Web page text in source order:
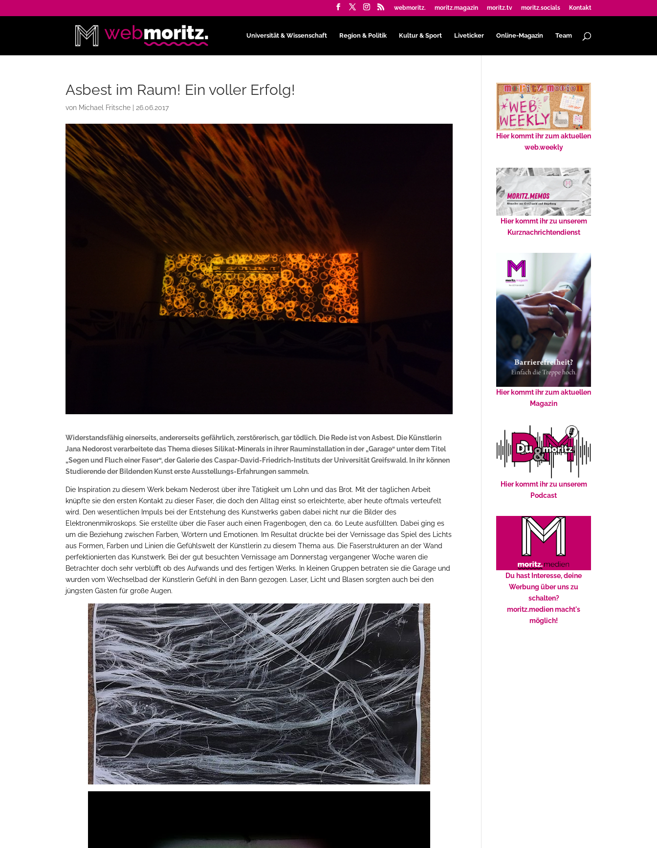
webmoritz. moritz.magazin moritz.tv moritz.socials Kontakt
Universität & Wissenschaft Region & Politik Kultur & Sport Liveticker Online-Magazin Team
Asbest im Raum! Ein voller Erfolg!
von Michael Fritsche 26.06.2017
Widerstandsfähig einerseits, andererseits gefährlich, zerstörerisch, gar tödlich. Die Rede ist von Asbest. Die Künstlerin
Jana Nedorost verarbeitete das Thema dieses Silikat-Minerals in ihrer Rauminstallation in der „Garage“ unter dem Titel
„Segen und Fluch einer Faser“, der Galerie des Caspar-David-Friedrich-Instituts der Universität Greifswald. In ihr können
Studierende der Bildenden Kunst erste Ausstellungs-Erfahrungen sammeln.
Die Inspiration zu diesem Werk bekam Nederost über ihre Tätigkeit um Lohn und das Brot. Mit der täglichen Arbeit
knüpfte sie den ersten Kontakt zu dieser Faser, die doch den Alltag einst so erleichterte, aber heute oftmals verteufelt
wird. Den wesentlichen Impuls bei der Entstehung des Kunstwerks gaben dabei nicht nur die Bilder des
Elektronenmikroskops. Sie erstellte über die Faser auch einen Fragenbogen, den ca. 60 Leute ausfüllten. Dabei ging es
um die Beziehung zwischen Farben, Wörtern und Emotionen. Im Resultat drückte bei der Vernissage das Spiel des Lichts
aus Formen, Farben und Linien die Gefühlswelt der Künstlerin zu diesem Thema aus. Die Faserstrukturen an der Wand
perfektionierten das Kunstwerk. Bei der gut besuchten Vernissage am Donnerstag vergangener Woche waren die
Betrachter doch sehr verblüfft ob des Aufwands und des fertigen Werks. In kleinen Gruppen betraten sie die Garage und
wurden vom Wechselbad der Künstlerin Gefühl in den Bann gezogen. Laser, Licht und Blasen sorgten auch bei den
jüngsten Gästen für große Augen.
Hier kommt ihr zum aktuellen
web.weekly
Hier kommt ihr zu unserem
Kurznachrichtendienst
Hier kommt ihr zum aktuellen
Magazin
Hier kommt ihr zu unserem
Podcast
Du hast Interesse, deine
Werbung über uns zu
schalten?
moritz.medien macht's
möglich!